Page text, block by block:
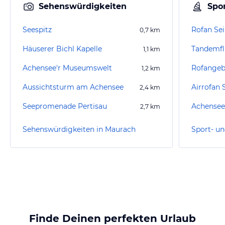
Sehenswürdigkeiten
Seespitz 0,7 km
Häuserer Bichl Kapelle 1,1 km
Achensee'r Museumswelt 1,2 km
Aussichtsturm am Achensee 2,4 km
Seepromenade Pertisau 2,7 km
Sehenswürdigkeiten in Maurach
Rofan
Airrofan
Finde Deinen perfekten Urlaub